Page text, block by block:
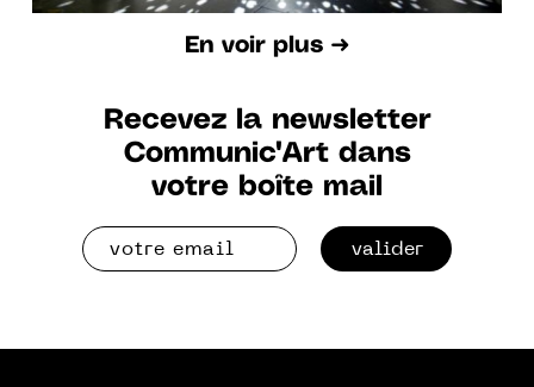
En voir plus ➜
Recevez la newsletter
Communic'Art dans
votre boîte mail
valider